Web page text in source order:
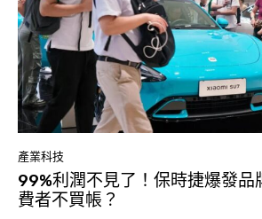
產業科技
99%利潤不見了！保時捷爆發
費者不買帳？